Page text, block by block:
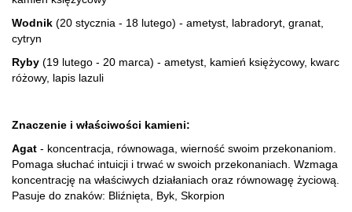
Wodnik (20 stycznia - 18 lutego) - ametyst, labradoryt, granat,
cytryn
Ryby (19 lutego - 20 marca) - ametyst, kamień księżycowy, kwarc
różowy, lapis lazuli
Znaczenie i właściwości kamieni:
Agat - koncentracja, równowaga, wierność swoim przekonaniom.
Pomaga słuchać intuicji i trwać w swoich przekonaniach. Wzmaga
koncentrację na właściwych działaniach oraz równowagę życiową.
Pasuje do znaków: Bliźnięta, Byk, Skorpion